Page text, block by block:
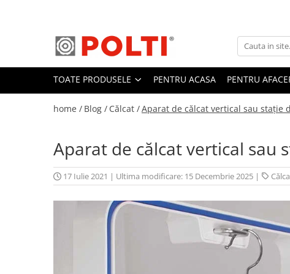
Toate Produsele
Aparate Medicale
Aspiratoare profesionale
Aspiratoare cu abur
Aspiratoare cu spălare
Aspiratoare fara sac
Aspiratoare cu apa
TOATE PRODUSELE PENTRU ACASA PENTRU
home / Blog / Călcat /Aparat de călcat vertical sau stație
Aparat de călcat vertical sau
17 Iulie 2021 | Ultima modificare: 15 Decembrie 2025 |